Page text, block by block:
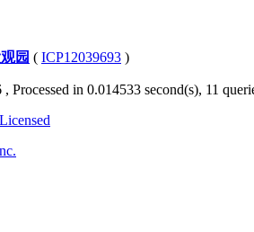
园 ( ICP12039693 )
, Processed in 0.014533 second(s), 11
Licensed